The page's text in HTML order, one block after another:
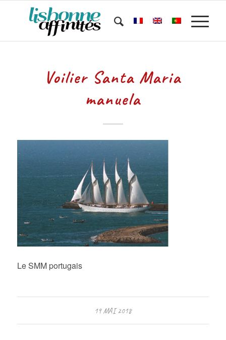
Voilier Santa Maria
manuela
Le SMM portugais
19 MAI 2018